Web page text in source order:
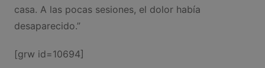
casa. A las pocas sesiones, el dolor había
desaparecido.”
[grw id=10694]